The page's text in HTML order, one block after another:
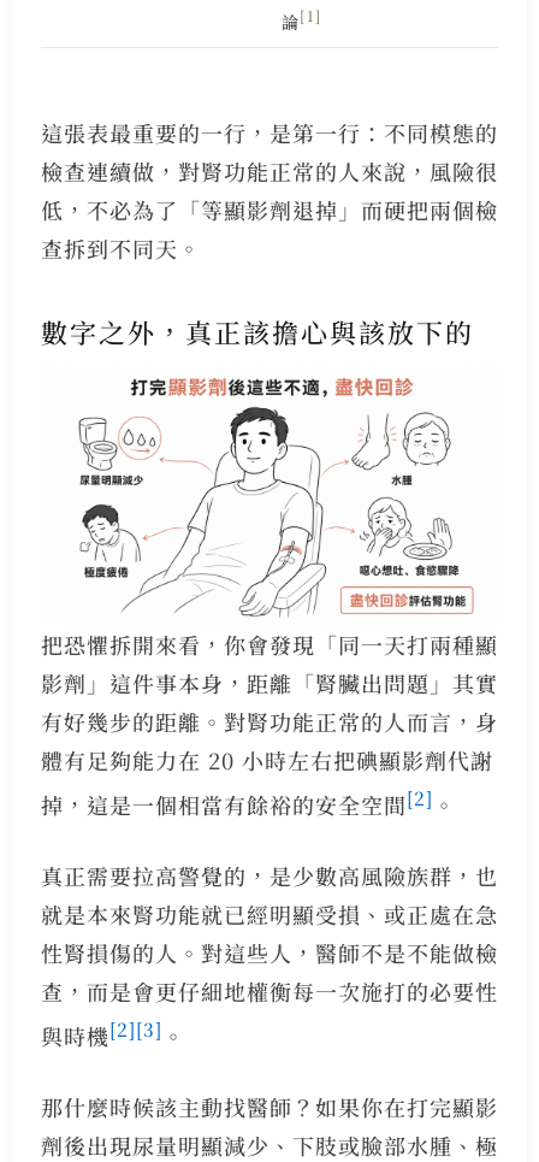
論[1]
這張表最重要的一行，是第一行：不同模態的
檢查連續做，對腎功能正常的人來說，風險很
低，不必為了「等顯影劑退掉」而硬把兩個檢
查拆到不同天。
數字之外，真正該擔心與該放下的
把恐懼拆開來看，你會發現「同一天打兩種顯
影劑」這件事本身，距離「腎臟出問題」其實
有好幾步的距離。對腎功能正常的人而言，身
體有足夠能力在 20 小時左右把碘顯影劑代謝
掉，這是一個相當有餘裕的安全空間[2] 。
真正需要拉高警覺的，是少數高風險族群，也
就是本來腎功能就已經明顯受損、或正處在急
性腎損傷的人。對這些人，醫師不是不能做檢
查，而是會更仔細地權衡每一次施打的必要性
與時機[2][3] 。
那什麼時候該主動找醫師？如果你在打完顯影
劑後出現尿量明顯減少、下肢或臉部水腫、極